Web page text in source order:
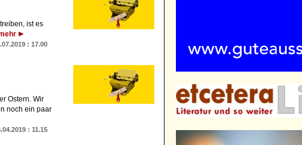
ist es
: 17.00
Ostern. Wir
noch ein paar
: 11.15